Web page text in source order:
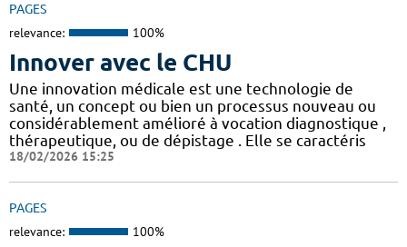
PAGES
relevance: 100%
Innover avec le CHU
Une innovation médicale est une technologie de
santé, un concept ou bien un processus nouveau ou
considérablement amélioré à vocation diagnostique ,
thérapeutique, ou de dépistage . Elle se caractéris
18/02/2026 15:25
PAGES
relevance: 100%